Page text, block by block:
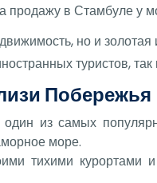
продажу в Стамбуле
но и
туристов,
Побережья
из самых
море.
тихими